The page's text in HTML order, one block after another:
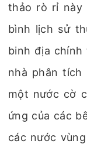
thảo rò rỉ này
bình lịch sử
binh địa chính
nhà phân
một nước cờ
ứng của các
các nước